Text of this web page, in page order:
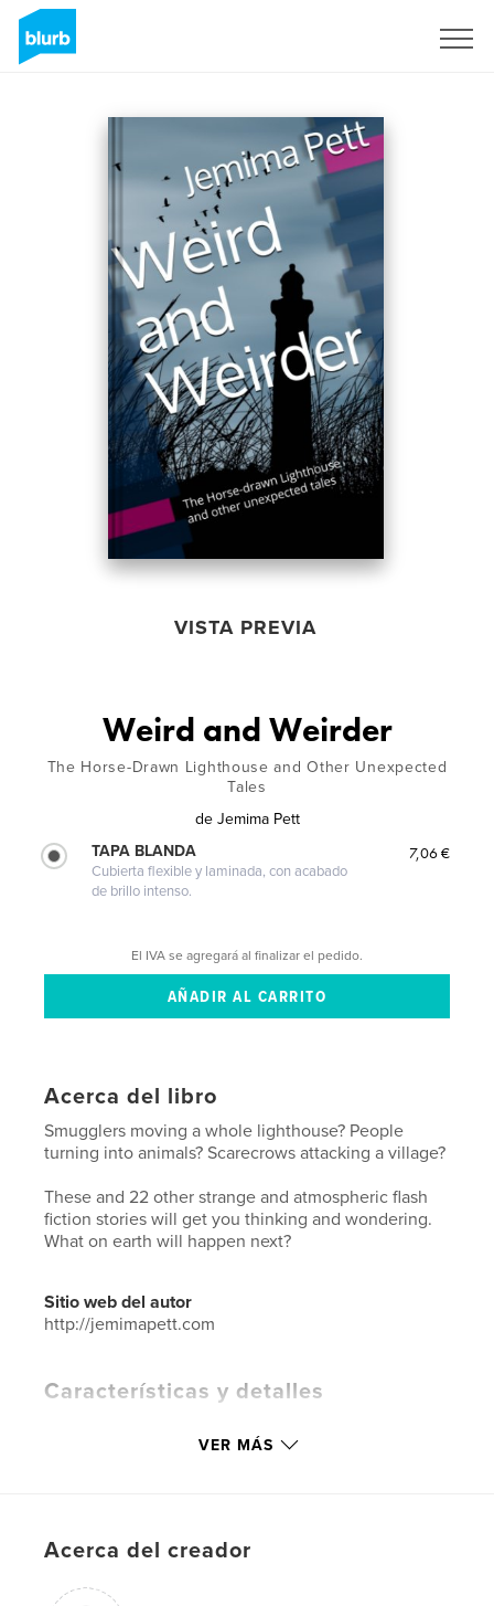
VISTA PREVIA
Weird and Weirder
The Horse-Drawn Lighthouse and Other Unexpected
Tales
de Jemima Pett
TAPA BLANDA
Cubierta flexible y laminada, con acabado
de brillo intenso.
7,06 €
El IVA se agregará al finalizar el pedido.
Acerca del libro
Smugglers moving a whole lighthouse? People
turning into animals? Scarecrows attacking a village?
These and 22 other strange and atmospheric flash
fiction stories will get you thinking and wondering.
What on earth will happen next?
Sitio web del autor
http://jemimapett.com
Características y detalles
Tapa blanda: 9781006789090
VER MÁS
Acerca del creador